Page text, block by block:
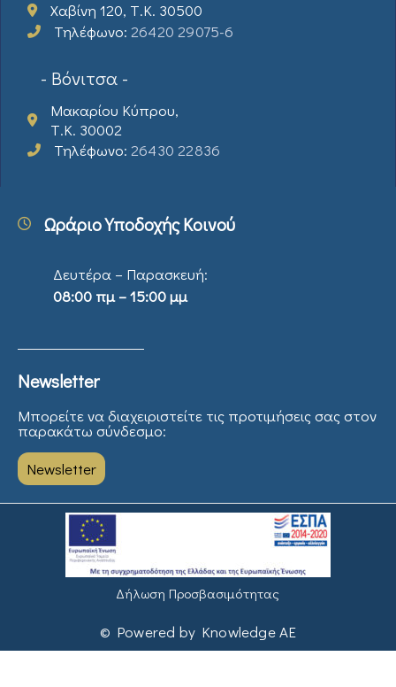
Χαβίνη 120, Τ.Κ. 30500
Τηλέφωνο: 26420 29075-6
- Βόνιτσα -
Μακαρίου Κύπρου,
Τ.Κ. 30002
Τηλέφωνο: 26430 22836
Ωράριο Υποδοχής Κοινού
Δευτέρα – Παρασκευή:
08:00 πμ – 15:00 μμ
Newsletter
Μπορείτε να διαχειριστείτε τις προτιμήσεις σας στον
παρακάτω σύνδεσμο:
Newsletter
Δήλωση Προσβασιμότητας
© Powered by Knowledge AE